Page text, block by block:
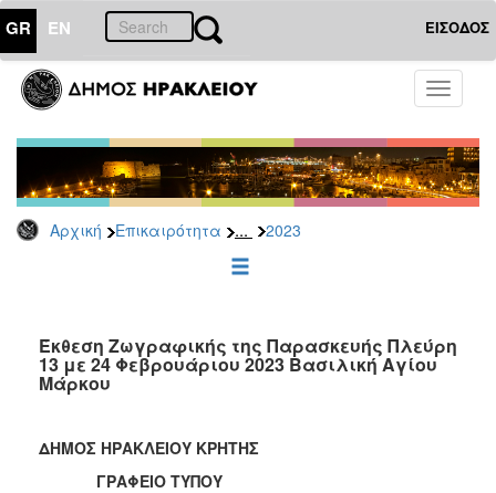
GR EN ΕΙΣΟΔΟΣ
Toggle
Αρχική Επικαιρότητα ... 2023
ΕΠΙΚΑΙΡΟΤΗΤΑ
Τύπου
Αρχείο
2026
2025
2022
2021
2019
2018
Έκθεση Ζωγραφικής της Παρασκευής Πλεύρη
13 με 24 Φεβρουάριου 2023 Βασιλική Αγίου
Μάρκου
ΔΗΜΟΣ ΗΡΑΚΛΕΙΟΥ ΚΡΗΤΗΣ
ΓΡΑΦΕΙΟ ΤΥΠΟΥ